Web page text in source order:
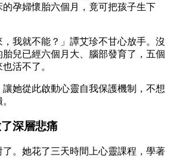
孕婦懷胎六個月，竟可把孩子生下
，我就不能？」譚艾珍不甘心放手。沒
兒已經六個月大、腦部發育了，五個
活不了。
她從此啟動心靈自我保護機制，不想
深層悲痛
。她花了三天時間上心靈課程，學著